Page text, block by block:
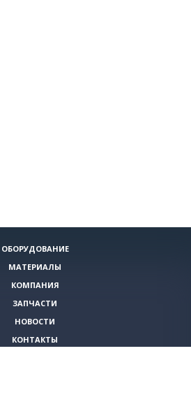
ОБОРУДОВАНИЕ
МАТЕРИАЛЫ
КОМПАНИЯ
ЗАПЧАСТИ
НОВОСТИ
КОНТАКТЫ